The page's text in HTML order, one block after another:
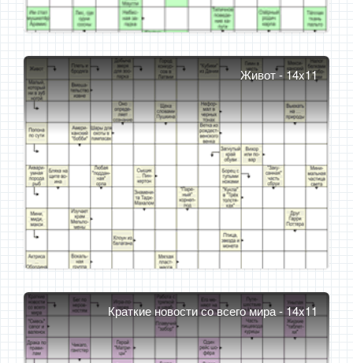
Живот - 14x11
Краткие новости со всего мира - 14x11